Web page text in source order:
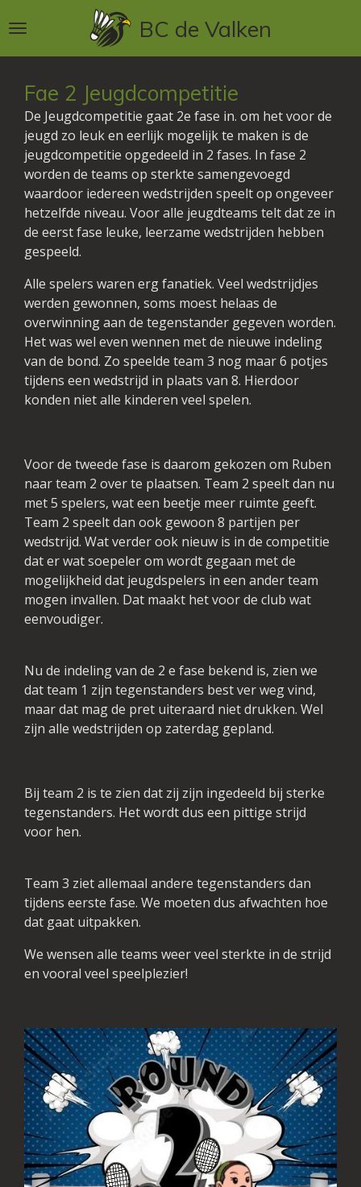
direct
naar
hoofdinhoud
BC de Valken
Fae 2 Jeugdcompetitie
De Jeugdcompetitie gaat 2e fase in. om het voor de
jeugd zo leuk en eerlijk mogelijk te maken is de
jeugdcompetitie opgedeeld in 2 fases. In fase 2
worden de teams op sterkte samengevoegd
waardoor iedereen wedstrijden speelt op ongeveer
hetzelfde niveau. Voor alle jeugdteams telt dat ze in
de eerst fase leuke, leerzame wedstrijden hebben
gespeeld.
Alle spelers waren erg fanatiek. Veel wedstrijdjes
werden gewonnen, soms moest helaas de
overwinning aan de tegenstander gegeven worden.
Het was wel even wennen met de nieuwe indeling
van de bond. Zo speelde team 3 nog maar 6 potjes
tijdens een wedstrijd in plaats van 8. Hierdoor
konden niet alle kinderen veel spelen.
Voor de tweede fase is daarom gekozen om Ruben
naar team 2 over te plaatsen. Team 2 speelt dan nu
met 5 spelers, wat een beetje meer ruimte geeft.
Team 2 speelt dan ook gewoon 8 partijen per
wedstrijd. Wat verder ook nieuw is in de competitie
dat er wat soepeler om wordt gegaan met de
mogelijkheid dat jeugdspelers in een ander team
mogen invallen. Dat maakt het voor de club wat
eenvoudiger.
Nu de indeling van de 2 e fase bekend is, zien we
dat team 1 zijn tegenstanders best ver weg vind,
maar dat mag de pret uiteraard niet drukken. Wel
zijn alle wedstrijden op zaterdag gepland.
Bij team 2 is te zien dat zij zijn ingedeeld bij sterke
tegenstanders. Het wordt dus een pittige strijd
voor hen.
Team 3 ziet allemaal andere tegenstanders dan
tijdens eerste fase. We moeten dus afwachten hoe
dat gaat uitpakken.
We wensen alle teams weer veel sterkte in de strijd
en vooral veel speelplezier!